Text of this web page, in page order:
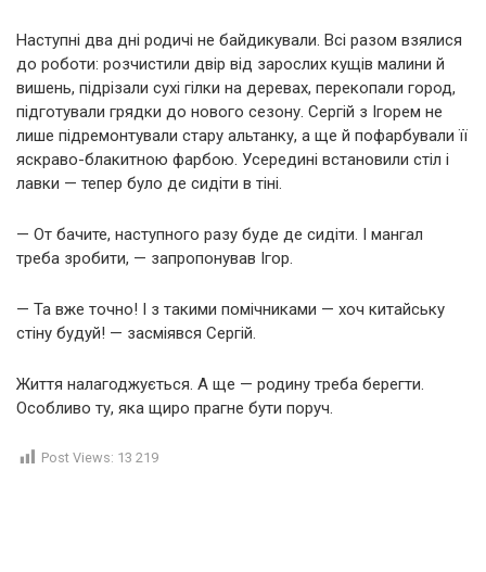
Наступні два дні родичі не байдикували. Всі разом взялися
до роботи: розчистили двір від зарослих кущів малини й
вишень, підрізали сухі гілки на деревах, перекопали город,
підготували грядки до нового сезону. Сергій з Ігорем не
лише підремонтували стару альтанку, а ще й пофарбували її
яскраво-блакитною фарбою. Усередині встановили стіл і
лавки — тепер було де сидіти в тіні.
— От бачите, наступного разу буде де сидіти. І мангал
треба зробити, — запропонував Ігор.
— Та вже точно! І з такими помічниками — хоч китайську
стіну будуй! — засміявся Сергій.
Життя налагоджується. А ще — родину треба берегти.
Особливо ту, яка щиро прагне бути поруч.
Post Views: 13 219